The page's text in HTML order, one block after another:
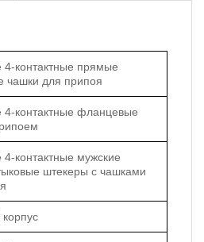
4-контактные прямые
чашки для припоя
4-контактные фланцевые
4-контактные мужские
штекеры с чашками
корпус